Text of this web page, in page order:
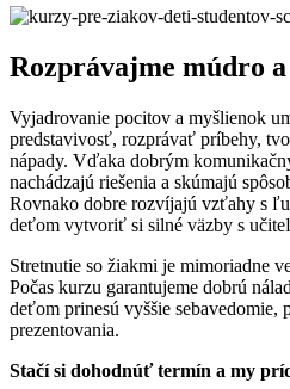
Rozprávajme múdro
Vyjadrovanie pocitov a myšlienok
predstavivosť, rozprávať príbehy,
nápady. Vďaka dobrým
nachádzajú riešenia a skúmajú
Rovnako dobre rozvíjajú vzťahy s
deťom vytvoriť si silné väzby s
Stretnutie so žiakmi je mimoriadne
Počas kurzu garantujeme dobrú
deťom prinesú vyššie sebavedomie,
prezentovania.
Stačí si dohodnúť termín a my